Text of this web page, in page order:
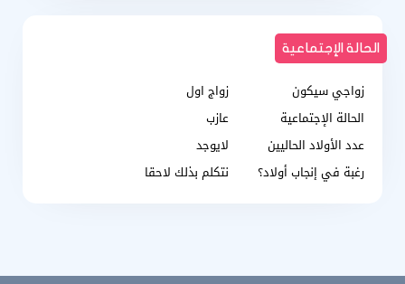
الحالة الإجتماعية
زواجي سيكون
زواج اول
الحالة الإجتماعية
عازب
عدد الأولاد الحاليين
لايوجد
رغبة في إنجاب أولاد؟
نتكلم بذلك لاحقا